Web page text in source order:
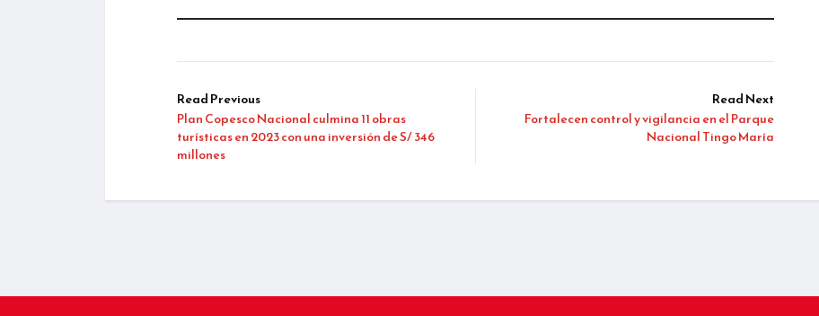
Read Previous
Plan Copesco Nacional culmina 11 obras
turísticas en 2023 con una inversión de S/ 346
millones
Read Next
Fortalecen control y vigilancia en el Parque
Nacional Tingo María